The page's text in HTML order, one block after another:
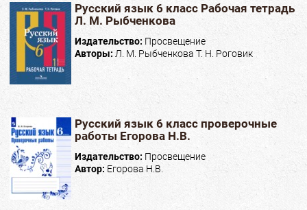
Русский язык 6 класс Рабочая тетрадь
Л. М. Рыбченкова
Издательство: Просвещение
Авторы: Л. М. Рыбченкова Т. Н. Роговик
Русский язык 6 класс проверочные
работы Егорова Н.В.
Издательство: Просвещение
Автор: Егорова Н.В.